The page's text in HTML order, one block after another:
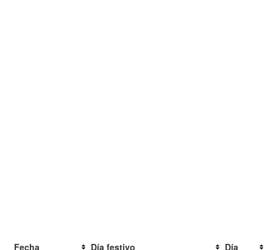
Fecha Día festivo Día